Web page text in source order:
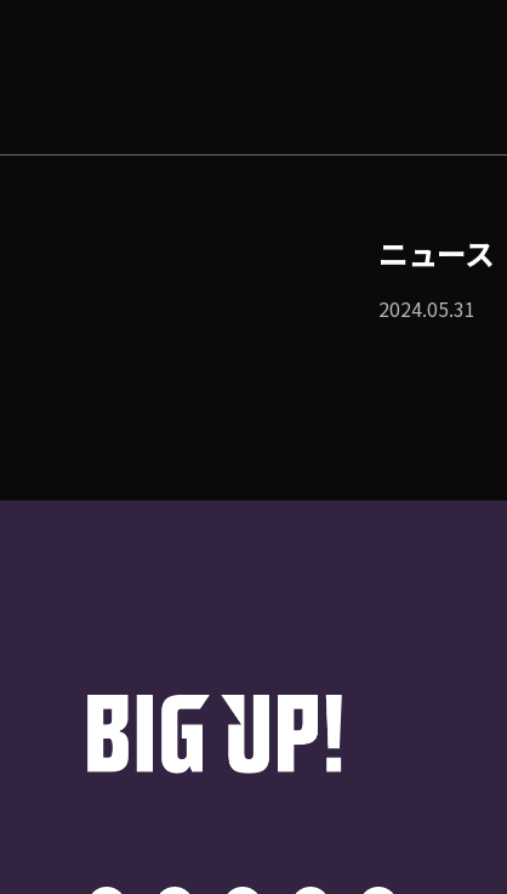
ニュース
2024.05.31